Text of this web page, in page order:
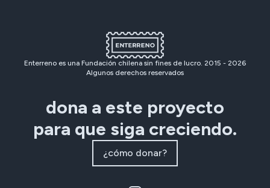
Enterreno es una Fundación chilena sin fines de lucro. 2015 - 2026
Algunos derechos reservados
dona a este proyecto
para que siga creciendo.
¿cómo donar?